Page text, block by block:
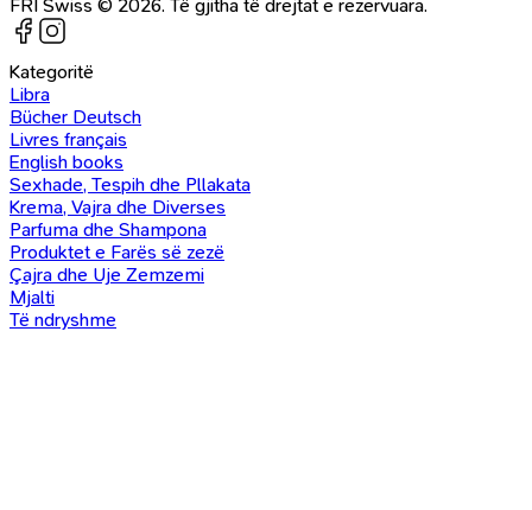
FRI Swiss © 2026. Të gjitha të drejtat e rezervuara.
Kategoritë
Libra
Bücher Deutsch
Livres français
English books
Sexhade, Tespih dhe Pllakata
Krema, Vajra dhe Diverses
Parfuma dhe Shampona
Produktet e Farës së zezë
Çajra dhe Uje Zemzemi
Mjalti
Të ndryshme